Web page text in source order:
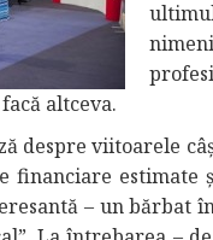
altceva.
despre viitoarele
financiare
– un bărbat